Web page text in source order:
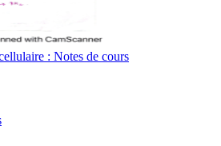
: Notes de cours